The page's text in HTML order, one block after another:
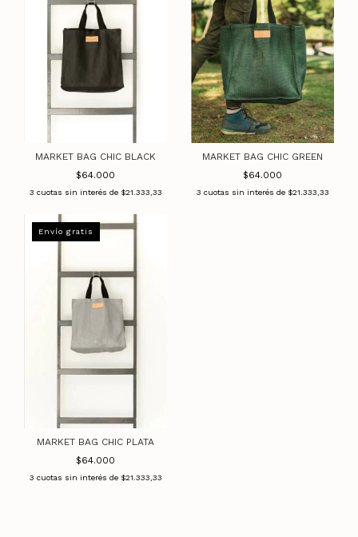
MARKET BAG CHIC BLACK
$64.000
3 cuotas sin interés de $21.333,33
MARKET BAG CHIC GREEN
$64.000
3 cuotas sin interés de $21.333,33
Envío gratis
MARKET BAG CHIC PLATA
$64.000
3 cuotas sin interés de $21.333,33